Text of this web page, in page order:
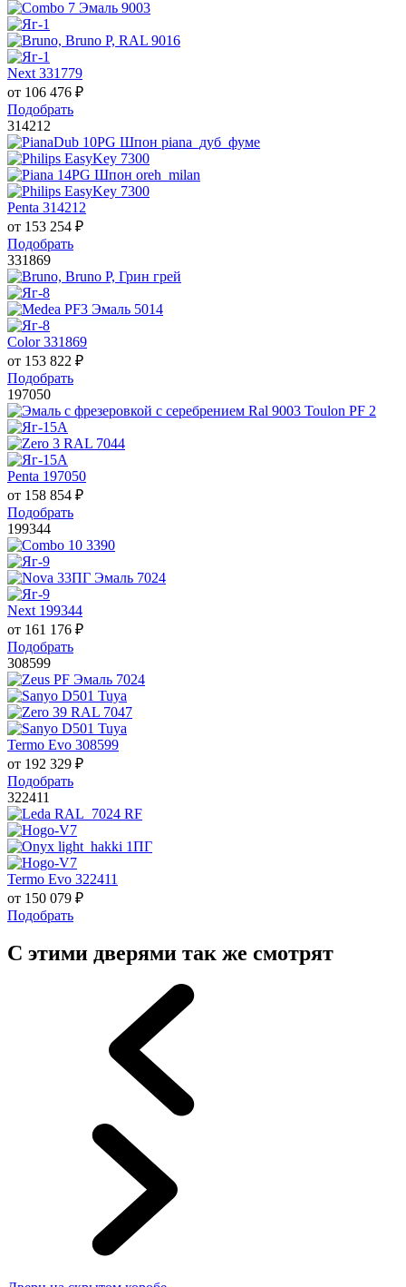
Next 331779
от 106 476 ₽
Подобрать
314212
Penta 314212
от 153 254 ₽
Подобрать
331869
Color 331869
от 153 822 ₽
Подобрать
197050
Penta 197050
от 158 854 ₽
Подобрать
199344
Next 199344
от 161 176 ₽
Подобрать
308599
Termo Evo 308599
от 192 329 ₽
Подобрать
322411
Termo Evo 322411
от 150 079 ₽
Подобрать
С этими дверями так же смотрят